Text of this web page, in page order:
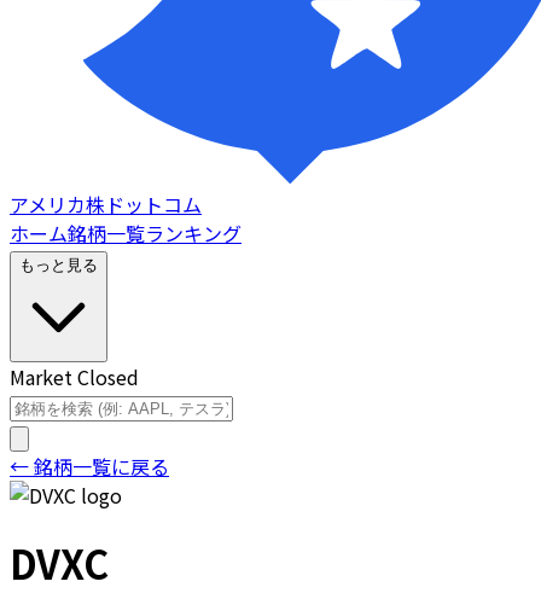
アメリカ株ドットコム
ホーム銘柄一覧ランキング
もっと見る
Market Closed
← 銘柄一覧に戻る
DVXC